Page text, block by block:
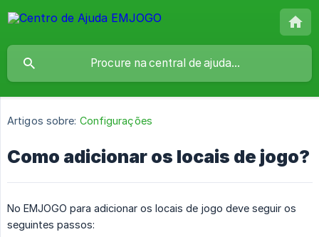
Artigos sobre: Configurações
Como adicionar os locais de jogo?
No EMJOGO para adicionar os locais de jogo deve seguir os
seguintes passos: